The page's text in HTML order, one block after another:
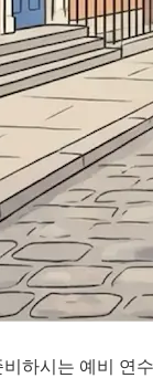
하시는 예비 연